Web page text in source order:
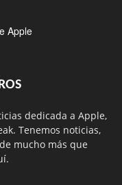
dedicada a Apple,
Tenemos noticias,
mucho más que